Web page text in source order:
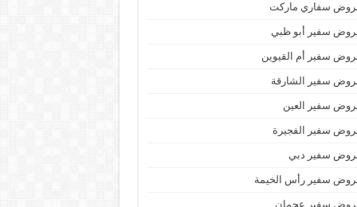
سفاري ماركت
سفير أبو ظبي
سفير أم القيوين
سفير الشارقة
سفير العين
سفير الفجيرة
سفير دبي
سفير رأس الخيمة
سفير عجمان